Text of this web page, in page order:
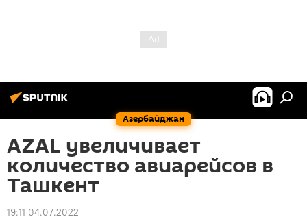
Азербайджан
AZAL увеличивает
количество авиарейсов в
Ташкент
19:11 04.07.2022